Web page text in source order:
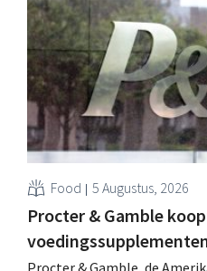
Beide bedrijven willen zich
kernactiviteiten
Food 5 Augustus, 2026
Procter & Gamble